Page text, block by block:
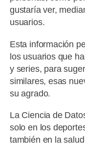
gustaría ver,
usuarios.
Esta información
los usuarios que
y series, para
similares, esas
su agrado.
La Ciencia de
solo en los
también en la